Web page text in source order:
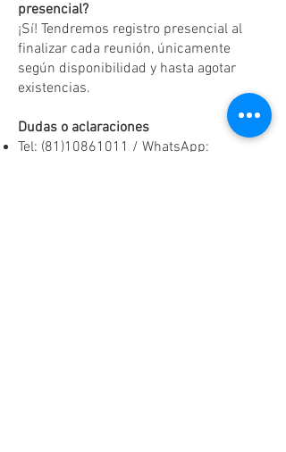
presencial?
¡Sí! Tendremos registro presencial al
finalizar cada reunión, únicamente
según disponibilidad y hasta agotar
existencias.
Dudas o aclaraciones
Tel: (81)10861011 / WhatsApp: